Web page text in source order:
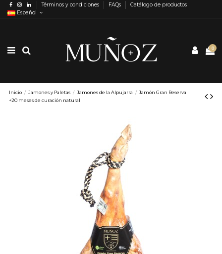
Términos y condiciones FAQs
Catálogo de productos
Español
0
Inicio Jamones y Paletas Jamones de la Alpujarra
Jamón Gran Reserva
+20 meses de curación natural